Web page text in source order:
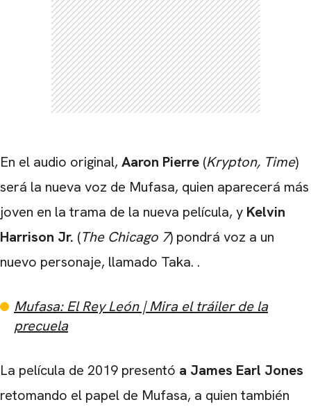
En el audio original, Aaron Pierre (Krypton, Time)
será la nueva voz de Mufasa, quien aparecerá más
joven en la trama de la nueva película, y Kelvin
Harrison Jr. (The Chicago 7) pondrá voz a un
nuevo personaje, llamado Taka. .
Mufasa: El Rey León | Mira el tráiler de la
precuela
La película de 2019 presentó a James Earl Jones
retomando el papel de Mufasa, a quien también
CARREGANDO PUBLICIDADE